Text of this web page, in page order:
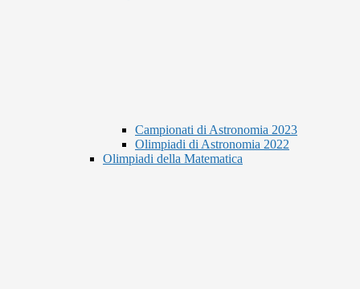
Campionati di Astronomia 2023
Olimpiadi di Astronomia 2022
Olimpiadi della Matematica